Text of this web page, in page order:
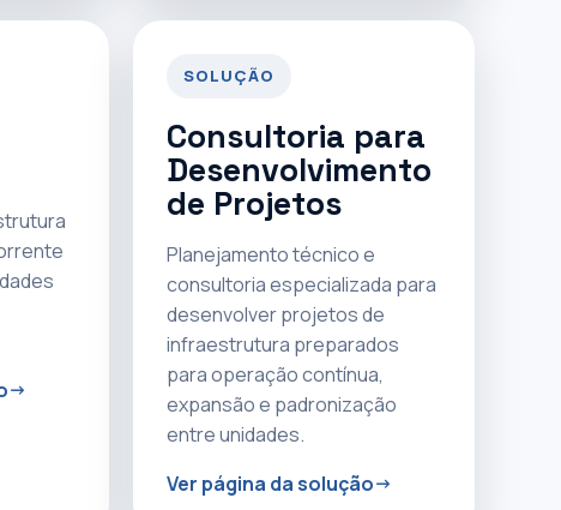
SOLUÇÃO
Consultoria para
Desenvolvimento
de Projetos
Planejamento técnico e
consultoria especializada para
desenvolver projetos de
infraestrutura preparados
para operação contínua,
expansão e padronização
entre unidades.
Ver página da solução